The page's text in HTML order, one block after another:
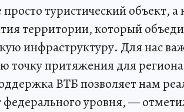
туристический объект,
территории, который
инфраструктуру. Для нас
притяжения для
ВТБ позволяет нам
уровня, —